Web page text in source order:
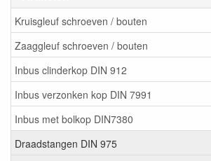
Kruisgleuf schroeven / bouten
Zaaggleuf schroeven / bouten
Inbus clinderkop DIN 912
Inbus verzonken kop DIN 7991
Inbus met bolkop DIN7380
Draadstangen DIN 975